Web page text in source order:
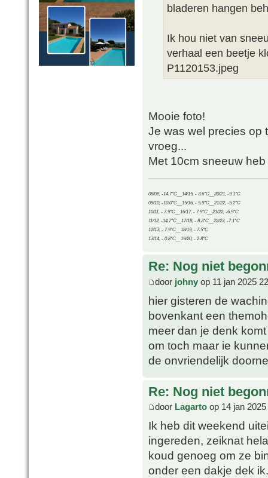
bladeren hangen
Ik hou niet van
verhaal een beetje
P1120153.jpeg
Mooie foto!
Je was wel precies op
vroeg...
Met 10cm sneeuw
08/09, -14.7°C__14/15, - 3.6°C__20/21, -9.1°C
09/10, -10.0°C__15/16, - 5.9°C__21/22, -5.2°C
10/11, - 7.9°C__16/17, - 7.9°C__21/22, -6.9°C
11/12, -14.7°C__17/18, - 8.3°C__22/23, -7.1°C
12/13, - 7.9°C__18/19, - 7.5°C
13/14, - 0.8°C__19/20, - 2.8°C
Re: Nog niet
door johny op 11 jan 2025
hier gisteren de
bovenkant een
meer dan je denk
om toch maar ie
de onvriendelijk
Re: Nog niet
door Lagarto op 14 jan
Ik heb dit weekend
ingereden, zeiknat
koud genoeg om ze
onder een dakje dek